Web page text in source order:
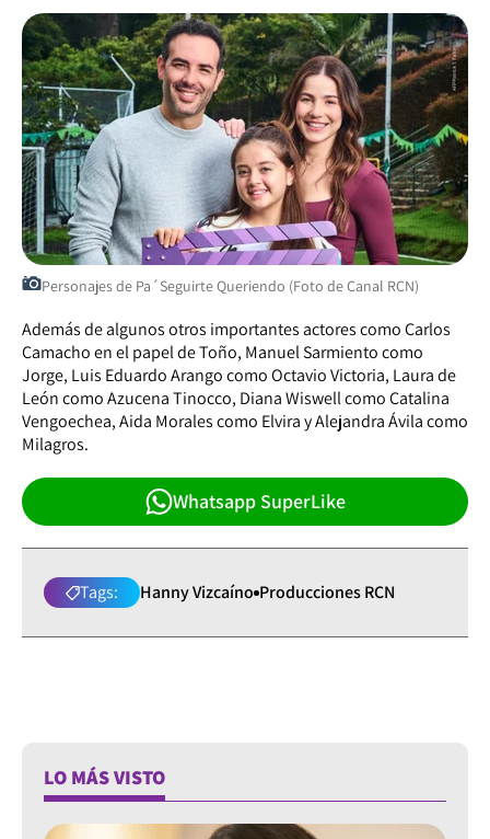
Personajes de Pa´Seguirte Queriendo (Foto de Canal RCN)
Además de algunos otros importantes actores como Carlos
Camacho en el papel de Toño, Manuel Sarmiento como
Jorge, Luis Eduardo Arango como Octavio Victoria, Laura de
León como Azucena Tinocco, Diana Wiswell como Catalina
Vengoechea, Aida Morales como Elvira y Alejandra Ávila como
Milagros.
Whatsapp SuperLike
Tags: Hanny Vizcaíno Producciones RCN
LO MÁS VISTO